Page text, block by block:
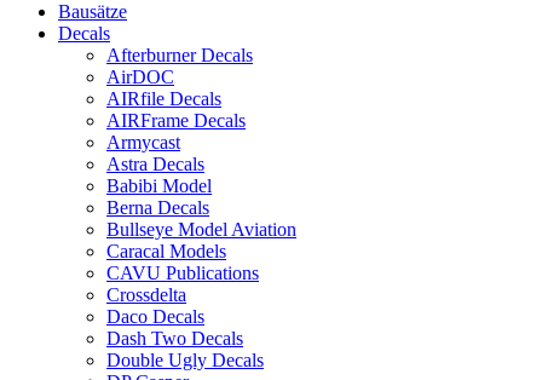
Bausätze
Decals
Afterburner Decals
AirDOC
AIRfile Decals
AIRFrame Decals
Armycast
Astra Decals
Babibi Model
Berna Decals
Bullseye Model Aviation
Caracal Models
CAVU Publications
Crossdelta
Daco Decals
Dash Two Decals
Double Ugly Decals